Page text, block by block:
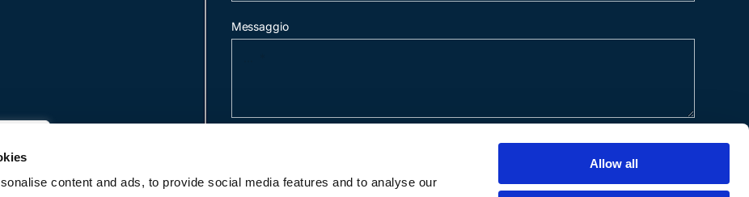
content and ads, to provide social media features and to analyse our
Allow all
Messaggio